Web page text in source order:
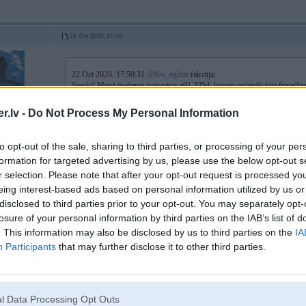
- Do Not Process My Personal Information
opt-out of the sale, sharing to third parties, or processing of your
for targeted advertising by us, please use the below opt-out
selection. Please note that after your opt-out request is processed
interest-based ads based on personal information utilized by us
to third parties prior to your opt-out. You may separately
of your personal information by third parties on the IAB’s list of
This information may also be disclosed by us to third parties on the
Participants that may further disclose it to other third parties.
Data Processing Opt Outs
22. Oct 2020, 17:56
22 Oct 2020, 17:50:31 @Ivo_eglitis rakstīja:
Sveiki! Manā īpašumā ir nonācis e91 335d, kuram oriģināli bija
raksti lietotājam ANGELZ
22. Oct 2020, 18:14
Un tieši kādas papildus opcijas ir FRM2, lai būtu nepieciešams mainīt?